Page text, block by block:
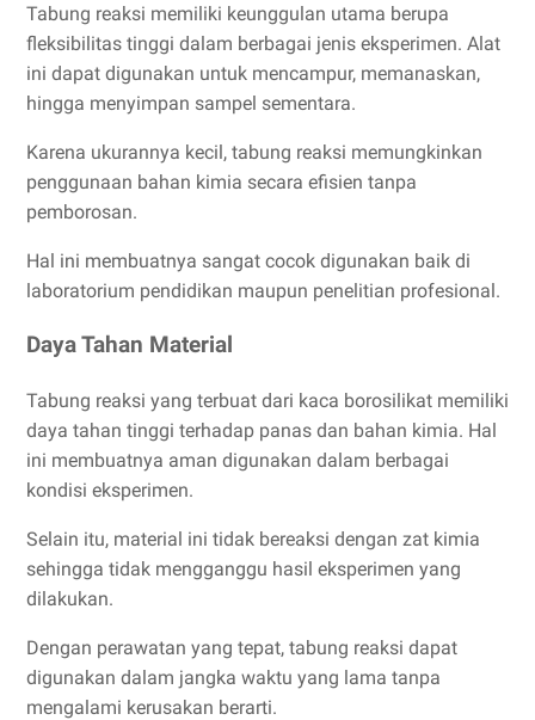
Tabung reaksi memiliki keunggulan utama berupa
fleksibilitas tinggi dalam berbagai jenis eksperimen. Alat
ini dapat digunakan untuk mencampur, memanaskan,
hingga menyimpan sampel sementara.
Karena ukurannya kecil, tabung reaksi memungkinkan
penggunaan bahan kimia secara efisien tanpa
pemborosan.
Hal ini membuatnya sangat cocok digunakan baik di
laboratorium pendidikan maupun penelitian profesional.
Daya Tahan Material
Tabung reaksi yang terbuat dari kaca borosilikat memiliki
daya tahan tinggi terhadap panas dan bahan kimia. Hal
ini membuatnya aman digunakan dalam berbagai
kondisi eksperimen.
Selain itu, material ini tidak bereaksi dengan zat kimia
sehingga tidak mengganggu hasil eksperimen yang
dilakukan.
Dengan perawatan yang tepat, tabung reaksi dapat
digunakan dalam jangka waktu yang lama tanpa
mengalami kerusakan berarti.